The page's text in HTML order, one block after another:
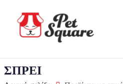
ΣΠΡΕΙ